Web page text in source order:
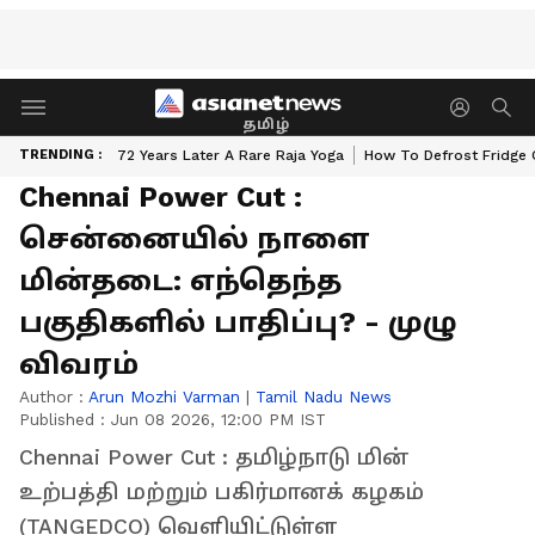
தமிழ்
TRENDING : 72 Years Later A Rare Raja Yoga How To Defrost Fridge
Chennai Power Cut :
சென்னையில் நாளை
மின்தடை: எந்தெந்த
பகுதிகளில் பாதிப்பு? - முழு
விவரம்
Author : Arun Mozhi Varman | Tamil Nadu News
Published : Jun 08 2026, 12:00 PM IST
Chennai Power Cut : தமிழ்நாடு மின்
உற்பத்தி மற்றும் பகிர்மானக் கழகம்
(TANGEDCO) வெளியிட்டுள்ள